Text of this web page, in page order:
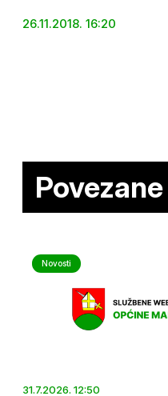
26.11.2018. 16:20
Novosti
31.7.2026. 12:50